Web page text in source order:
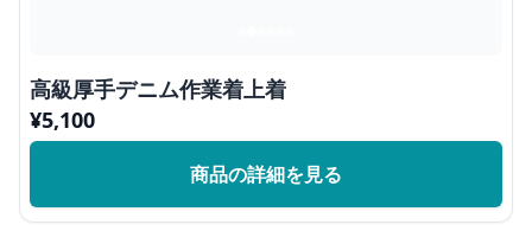
高級厚手デニム作業着上着
¥5,100
商品の詳細を見る